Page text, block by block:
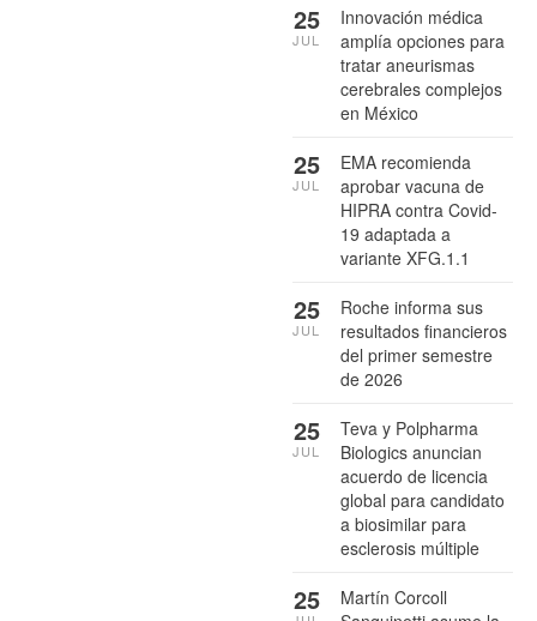
Innovación médica
amplía opciones para
tratar aneurismas
cerebrales complejos
en México
25
JUL
EMA recomienda
aprobar vacuna de
HIPRA contra Covid-
19 adaptada a
variante XFG.1.1
25
JUL
Roche informa sus
resultados financieros
del primer semestre
de 2026
25
JUL
Teva y Polpharma
Biologics anuncian
acuerdo de licencia
global para candidato
a biosimilar para
esclerosis múltiple
25
JUL
Martín Corcoll
25